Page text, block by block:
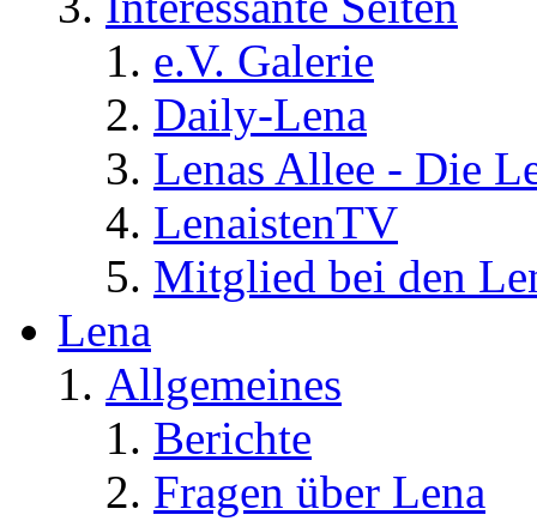
e.V. Galerie
Daily-Lena
Lenas Allee - Die
LenaistenTV
Mitglied bei den
Lena
Allgemeines
Berichte
Fragen über Lena